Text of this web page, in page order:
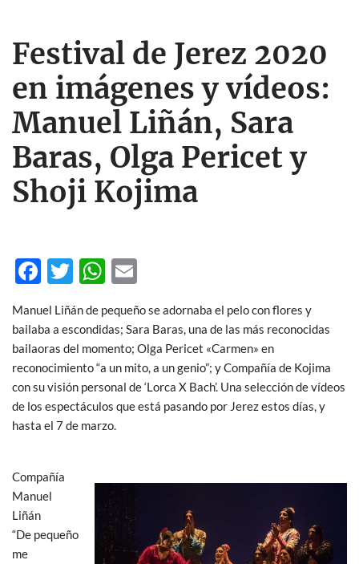
Festival de Jerez 2020
en imágenes y vídeos:
Manuel Liñán, Sara
Baras, Olga Pericet y
Shoji Kojima
F
e
b
o
o
k
T
itt
er
W
at
s
A
p
p
ail
Manuel Liñán de pequeño se adornaba el pelo con flores y
bailaba a escondidas; Sara Baras, una de las más reconocidas
bailaoras del momento; Olga Pericet «Carmen» en
reconocimiento “a un mito, a un genio”; y Compañía de Kojima
con su visión personal de ‘Lorca X Bach’. Una selección de vídeos
de los espectáculos que está pasando por Jerez estos días, y
hasta el 7 de marzo.
Compañía
Manuel
Liñán
“De pequeño
me